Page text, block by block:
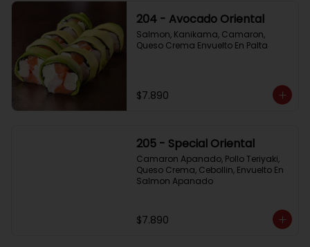
204 - Avocado Oriental
Salmon, Kanikama, Camaron,
Queso Crema Envuelto En Palta
$7.890
205 - Special Oriental
Camaron Apanado, Pollo Teriyaki,
Queso Crema, Cebollin, Envuelto En
Salmon Apanado
$7.890